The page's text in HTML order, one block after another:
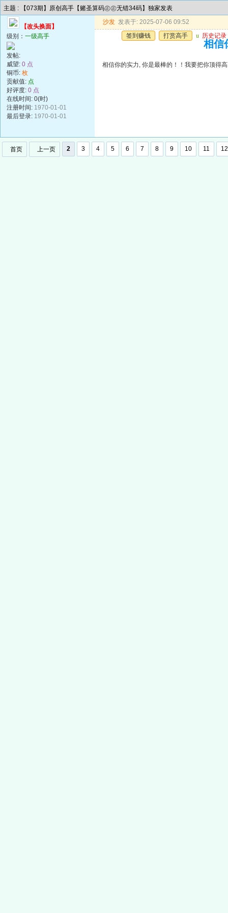
主题 : 【073期】原创高手【赌圣算码㊣㊣无错34码】独家发表
【改头换面】
级别： 一级高手
发帖:
威望: 0 点
铜币: 枚
贡献值: 点
好评度: 0 点
在线时间: 0(时)
注册时间: 1970-01-01
最后登录: 1970-01-01
沙发 发表于: 2025-07-06 09:52
签到赚钱
打赏高手 u 历史记录
相信
相信你的实力, 你是最棒的！！我要把你顶得
首页 上一页 2 3 4 5 6 7 8 9 10 11 12